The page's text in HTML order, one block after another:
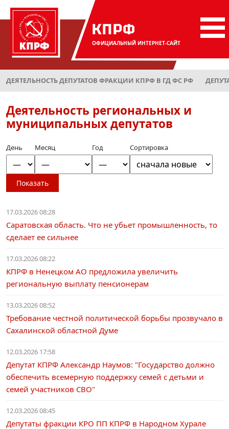
КПРФ
ОФИЦИАЛЬНЫЙ ИНТЕРНЕТ-САЙТ
ДЕЯТЕЛЬНОСТЬ ДЕПУТАТОВ ФРАКЦИИ КПРФ В ГД ФС РФ
Деятельность региональных и
муниципальных депутатов
День Месяц Год Сортировка
Показать
17.03.2026 08:28
Саратовская область. Что не убьет промышленность, то
сделает ее сильнее
17.03.2026 08:22
КПРФ в Ненецком АО предложила увеличить
региональную выплату пенсионерам
13.03.2026 08:52
Требование честной политической борьбы прозвучало в
Сахалинской областной Думе
12.03.2026 17:58
Депутат КПРФ Александр Наумов: "Государство должно
обеспечить всемерную поддержку семей с детьми и
семей участников СВО"
12.03.2026 08:45
Депутаты фракции КРО ПП КПРФ в Народном Хурале